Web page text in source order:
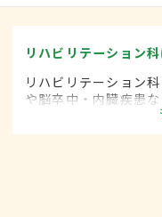
リハビリテーション
リハビリテーション
や脳卒中・内臓疾患
して、失われた機能
て、診断・治療します